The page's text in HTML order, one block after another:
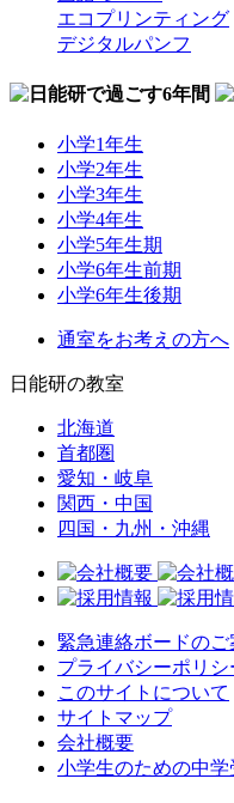
エコプリンティング
デジタルパンフ
小学1年生
小学2年生
小学3年生
小学4年生
小学5年生期
小学6年生前期
小学6年生後期
通室をお考えの方へ
日能研の教室
北海道
首都圏
愛知・岐阜
関西・中国
四国・九州・沖縄
緊急連絡ボードのご
プライバシーポリシ
このサイトについて
サイトマップ
会社概要
小学生のための中